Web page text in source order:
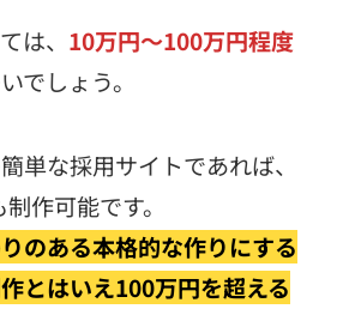
は、 10万円～100万円程度
でしょう。
単な採用サイトであれば、
作可能です。
のある本格的な作りにする
とはいえ100万円を超える